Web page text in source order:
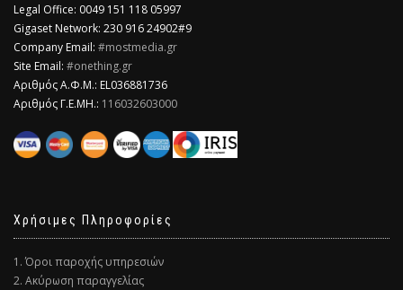
Legal Office: 0049 151 118 05997
Gigaset Network: 230 916 24902#9
Company Email: #mostmedia.gr
Site Email: #onething.gr
Αριθμός Α.Φ.Μ.: EL036881736
Αριθμός Γ.Ε.ΜΗ.: 116032603000
Χρήσιμες Πληροφορίες
1. Όροι παροχής υπηρεσιών
2. Ακύρωση παραγγελίας